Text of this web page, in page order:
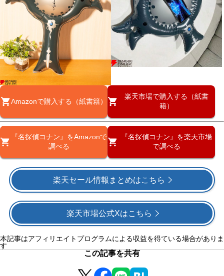
Amazonで購入する（紙書籍）
楽天市場で購入する（紙書
籍）
『名探偵コナン』をAmazonで
調べる
『名探偵コナン』を楽天市場
で調べる
楽天セール情報まとめはこちら
楽天市場公式Xはこちら
本記事はアフィリエイトプログラムによる収益を得ている場合がありま
す
この記事を共有